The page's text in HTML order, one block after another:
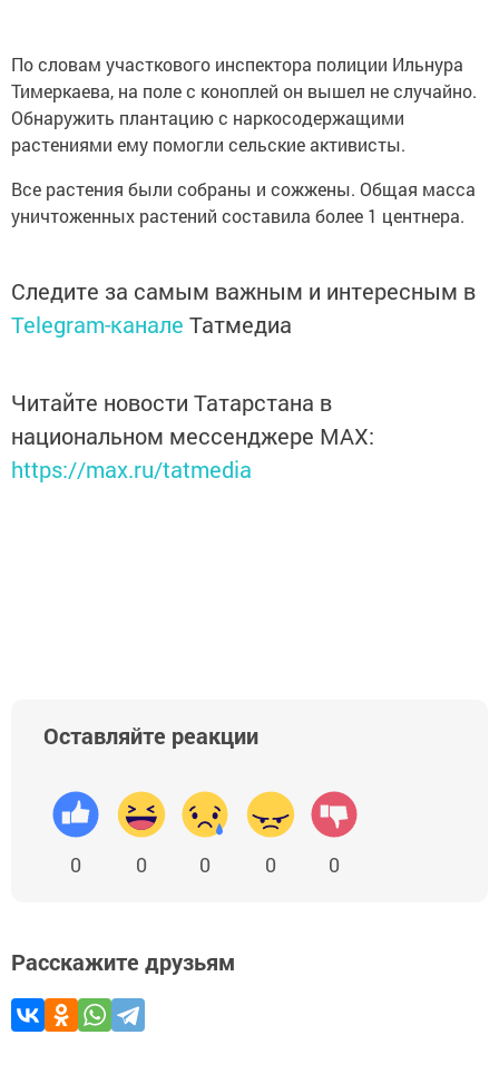
По словам участкового инспектора полиции Ильнура
Тимеркаева, на поле с коноплей он вышел не случайно.
Обнаружить плантацию с наркосодержащими
растениями ему помогли сельские активисты.
Все растения были собраны и сожжены. Общая масса
уничтоженных растений составила более 1 центнера.
Следите за самым важным и интересным в
Telegram-канале Татмедиа
Читайте новости Татарстана в
национальном мессенджере MАХ:
https://max.ru/tatmedia
Оставляйте реакции
0 0 0 0 0
Расскажите друзьям